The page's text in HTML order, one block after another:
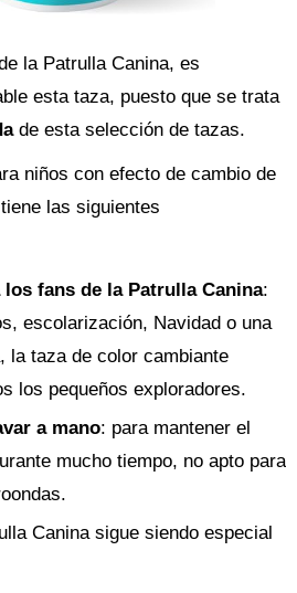
la Patrulla Canina, es
esta taza, puesto que se trata
de esta selección de tazas.
niños con efecto de cambio de
las siguientes
fans de la Patrulla Canina:
escolarización, Navidad o una
la taza de color cambiante
los pequeños exploradores.
a mano: para mantener el
mucho tiempo, no apto para
Canina sigue siendo especial